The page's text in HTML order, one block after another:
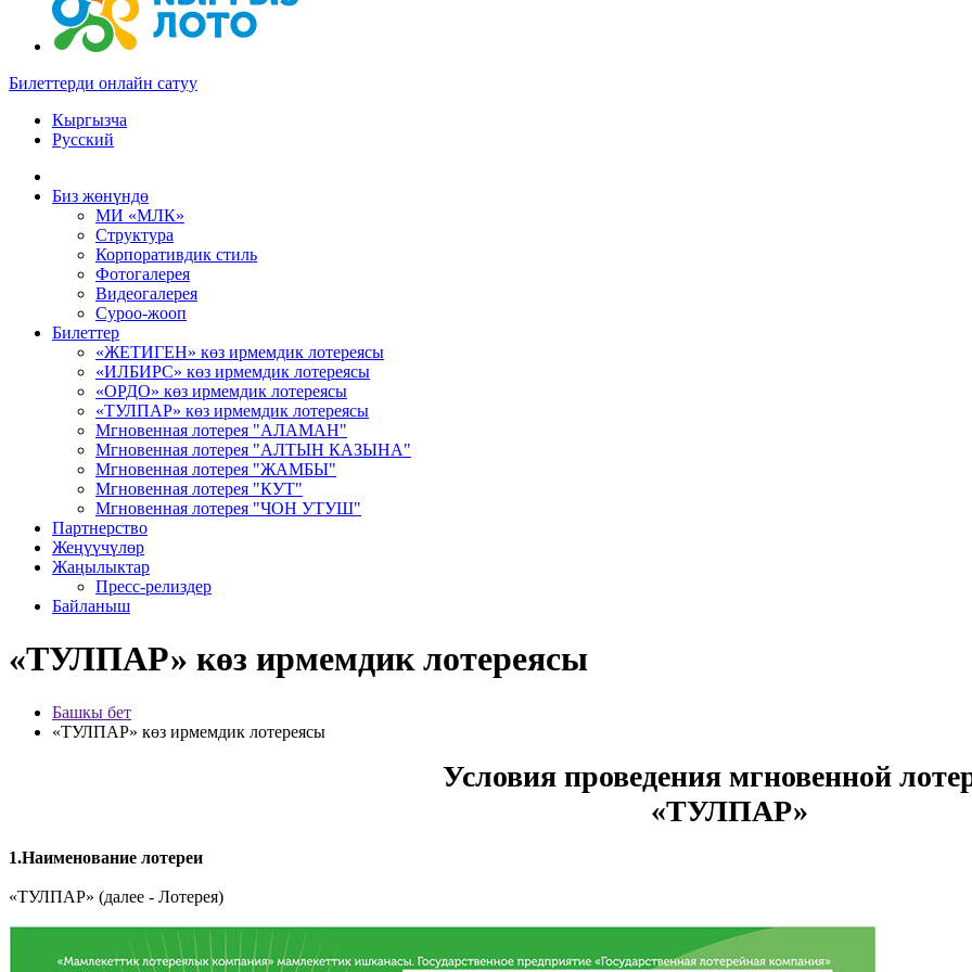
Билеттерди онлайн сатуу
Кыргызча
Русский
Биз жөнүндө
МИ «МЛК»
Структура
Корпоративдик стиль
Фотогалерея
Видеогалерея
Суроо-жооп
Билеттер
«ЖЕТИГЕН» көз ирмемдик лотереясы
«ИЛБИРС» көз ирмемдик лотереясы
«ОРДО» көз ирмемдик лотереясы
«ТУЛПАР» көз ирмемдик лотереясы
Мгновенная лотерея "АЛАМАН"
Мгновенная лотерея "АЛТЫН КАЗЫНА"
Мгновенная лотерея "ЖАМБЫ"
Мгновенная лотерея "КУТ"
Мгновенная лотерея "ЧОН УТУШ"
Партнерство
Жеңүүчүлөр
Жаңылыктар
Пресс-релиздер
Байланыш
«ТУЛПАР» көз ирмемдик лотереясы
Башкы бет
«ТУЛПАР» көз ирмемдик лотереясы
Условия проведения мгновенной
«ТУЛПАР»
1.Наименование лотереи
«ТУЛПАР» (далее - Лотерея)